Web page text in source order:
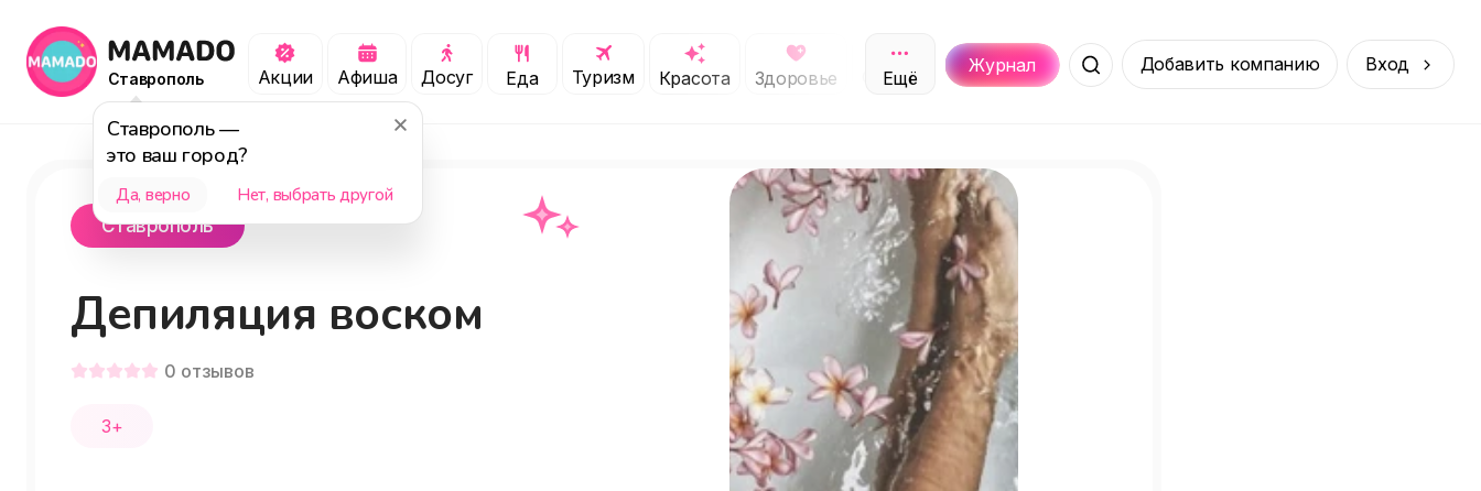
Ставрополь
Ставрополь—
это ваш город?
Да, верно Нет, выбрать другой
Акции Афиша Досуг Еда Туризм Красота Здоровье Обучение Спорт Услуги Покупки Онлайн
Ещё
Журнал Места Добавить компанию Вход
Ставрополь
Депиляция воском
0 отзывов
3+